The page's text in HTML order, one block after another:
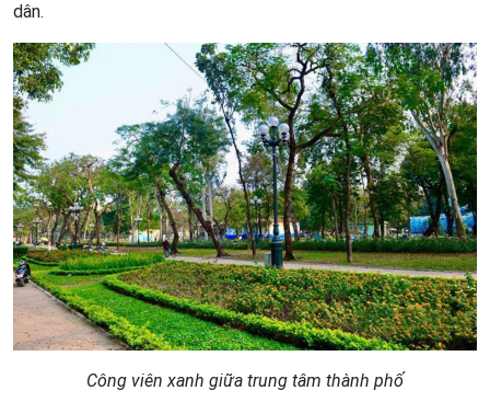
dân.
Công viên xanh giữa trung tâm thành phố